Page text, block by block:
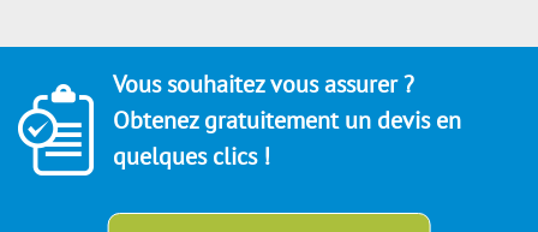
Vous souhaitez vous assurer ?
Obtenez gratuitement un devis en
quelques clics !